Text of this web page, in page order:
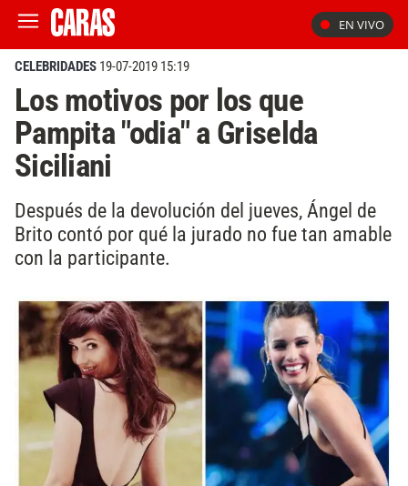
EN VIVO
CELEBRIDADES 19-07-2019 15:19
Los motivos por los que
Pampita "odia" a Griselda
Siciliani
Después de la devolución del jueves, Ángel de
Brito contó por qué la jurado no fue tan amable
con la participante.